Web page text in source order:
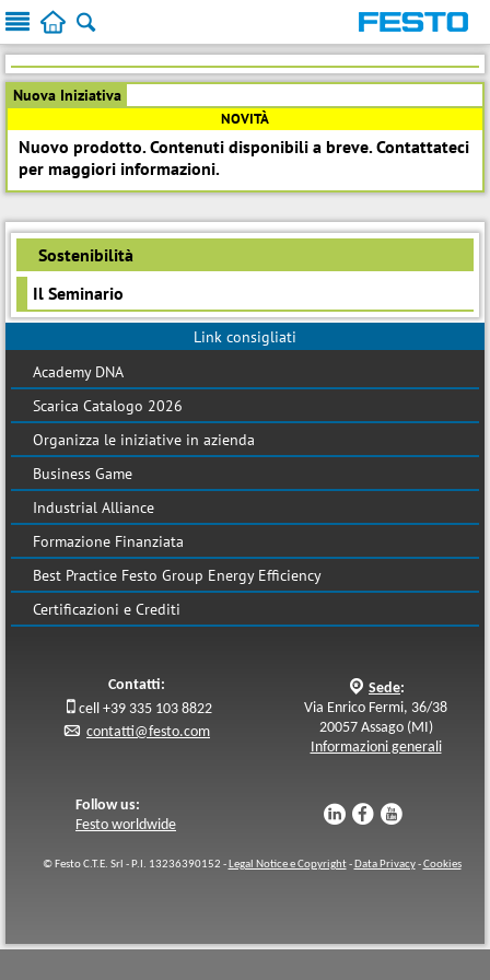
  
Nuova Iniziativa
NOVITÀ
Nuovo prodotto. Contenuti disponibili a breve. Contattateci
per maggiori informazioni.
Sostenibilità
Il Seminario
Link consigliati
Academy DNA
Scarica Catalogo 2026
Organizza le iniziative in azienda
Business Game
Industrial Alliance
Formazione Finanziata
Best Practice Festo Group Energy Efficiency
Certificazioni e Crediti
Contatti:
cell +39 335 103 8822
p contatti@festo.com
q Sede:
Via Enrico Fermi, 36/38
20057 Assago (MI)
Informazioni generali
Follow us: u s v
Festo worldwide
© Festo C.T.E. Srl - P.I. 13236390152 - Legal Notice e Copyright- Data Privacy-Cookies